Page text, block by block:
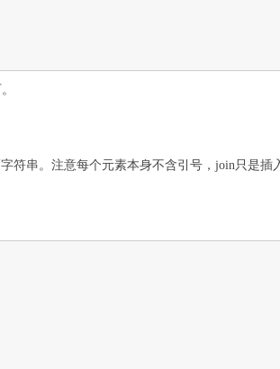
符串。注意每个元素本身不含引号，join只是插